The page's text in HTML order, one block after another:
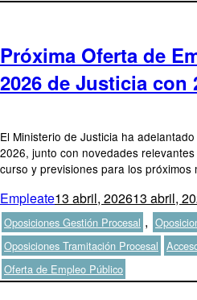
Próxima Oferta de
2026 de Justicia con
El Ministerio de Justicia ha
2026, junto con novedades
curso y previsiones para los próximos
Autor
EmpleatePublicado
el
13 abril, 202613 abril,
Oposiciones Gestión Procesal ,
Oposiciones Tramitación Procesal
Oferta de Empleo Público